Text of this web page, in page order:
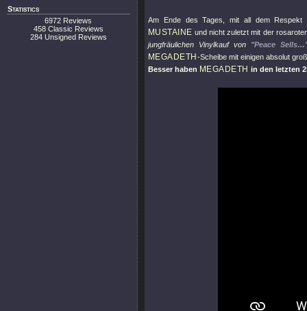
Statistics
6972 Reviews
458 Classic Reviews
284 Unsigned Reviews
Am Ende des Tages, mit all dem
MUSTAINE und nicht zuletzt mit der
jungfräulichen Vinylkauf von "Peace
MEGADETH -Scheibe mit einigen absolut
Besser haben MEGADETH in den letzten